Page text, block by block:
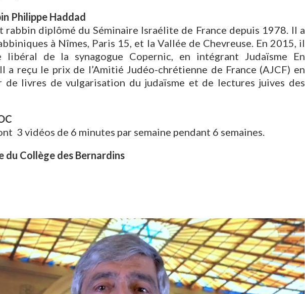
Philippe Haddad
rabbin diplômé du Séminaire Israélite de France depuis 1978. Il a
à Nîmes, Paris 15, et la Vallée de Chevreuse. En 2015, il
libéral de la synagogue Copernic, en intégrant Judaïsme En
a reçu le prix de l’Amitié Judéo-chrétienne de France (AJCF) en
de livres de vulgarisation du judaïsme et de lectures juives des
3 vidéos de 6 minutes par semaine pendant 6 semaines.
du Collège des Bernardins